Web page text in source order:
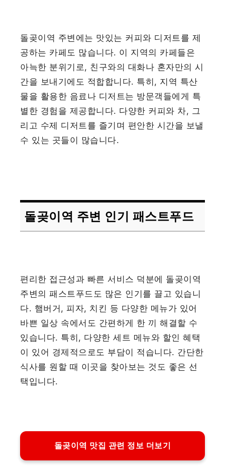
돌곶이역 주변에는 맛있는 커피와 디저트를 제
공하는 카페도 많습니다. 이 지역의 카페들은
아늑한 분위기로, 친구와의 대화나 혼자만의 시
간을 보내기에도 적합합니다. 특히, 지역 특산
물을 활용한 음료나 디저트는 방문객들에게 특
별한 경험을 제공합니다. 다양한 커피와 차, 그
리고 수제 디저트를 즐기며 편안한 시간을 보낼
수 있는 곳들이 많습니다.
돌곶이역 주변 인기 패스트푸드
편리한 접근성과 빠른 서비스 덕분에 돌곶이역
주변의 패스트푸드도 많은 인기를 끌고 있습니
다. 햄버거, 피자, 치킨 등 다양한 메뉴가 있어
바쁜 일상 속에서도 간편하게 한 끼 해결할 수
있습니다. 특히, 다양한 세트 메뉴와 할인 혜택
이 있어 경제적으로도 부담이 적습니다. 간단한
식사를 원할 때 이곳을 찾아보는 것도 좋은 선
택입니다.
돌곶이역 맛집 관련 정보 더보기